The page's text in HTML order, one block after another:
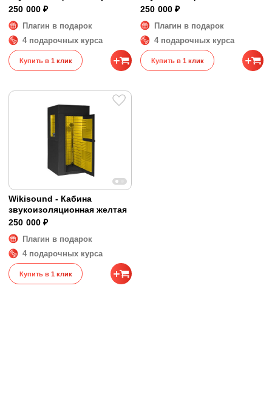
250 000 ₽
Плагин в подарок
4 подарочных курса
Купить в 1 клик
250 000 ₽
Плагин в подарок
4 подарочных курса
Купить в 1 клик
Wikisound - Кабина
звукоизоляционная желтая
250 000 ₽
Плагин в подарок
4 подарочных курса
Купить в 1 клик